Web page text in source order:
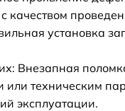
качеством
установка
Внезапная
или техническим
эксплуатации.